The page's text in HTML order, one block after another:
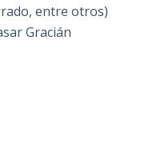
entre otros)
Gracián